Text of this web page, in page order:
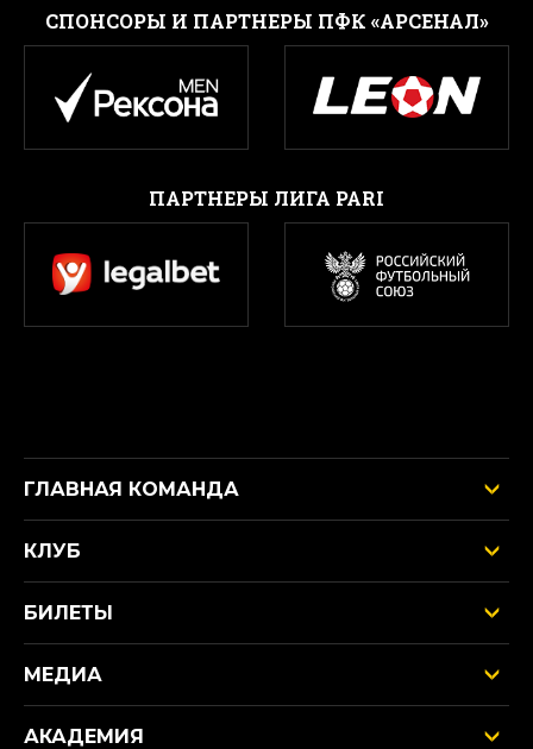
CПОНСОРЫ И ПАРТНЕРЫ ПФК «АРСЕНАЛ»
ПАРТНЕРЫ ЛИГА PARI
ГЛАВНАЯ КОМАНДА
КЛУБ
БИЛЕТЫ
МЕДИА
АКАДЕМИЯ